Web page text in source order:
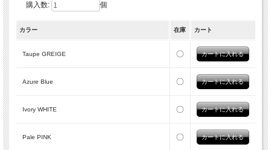
Stella BLACK
購入数: 個
カラー 在庫 カート
Taupe GREIGE 〇
Azure Blue 〇
Ivory WHITE 〇
Pale PINK 〇